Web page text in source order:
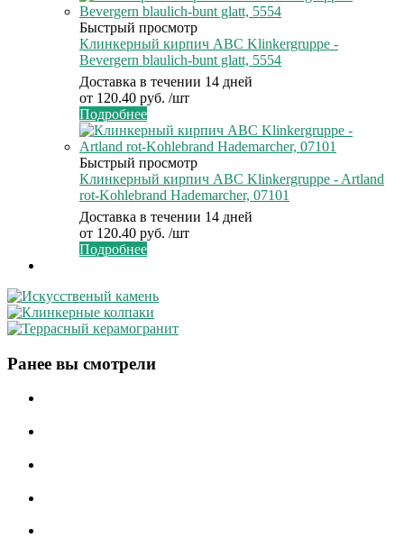
Быстрый просмотр
Клинкерный кирпич ABC Klinkergruppe -
Bevergern blaulich-bunt glatt, 5554
Доставка в течении 14 дней
от 120.40 руб. /шт
Подробнее
Быстрый просмотр
Клинкерный кирпич ABC Klinkergruppe - Artland
rot-Kohlebrand Hademarcher, 07101
Доставка в течении 14 дней
от 120.40 руб. /шт
Подробнее
Ранее вы смотрели